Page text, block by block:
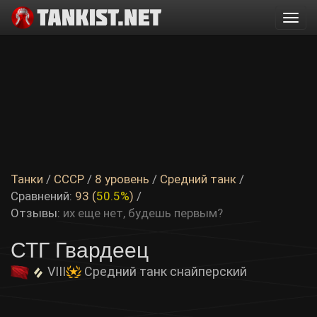
Танки / СССР / 8 уровень / Средний танк /
Сравнений: 93 (50.5%) /
Отзывы: их еще нет, будешь первым?
СТГ Гвардеец
VIII Средний танк снайперский